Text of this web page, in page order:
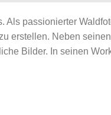
Als passionierter
erstellen. Neben
Bilder. In seinen